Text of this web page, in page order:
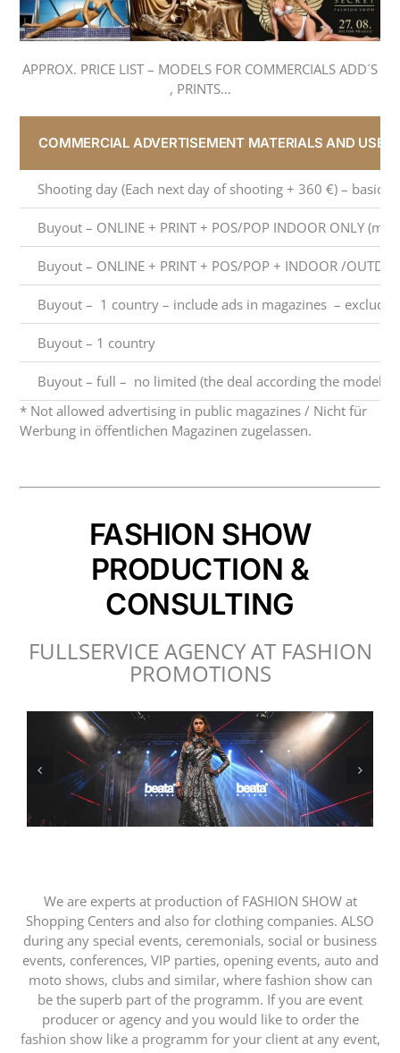
APPROX. PRICE LIST – MODELS FOR COMMERCIALS ADD´S
, PRINTS…
COMMERCIAL ADVERTISEMENT MATERIALS AND USE –
Shooting day (Each next day of shooting + 360 €) – basic
Buyout – ONLINE + PRINT + POS/POP INDOOR ONLY
Buyout – ONLINE + PRINT + POS/POP + INDOOR /
Buyout – 1 country – include ads in magazines – exclude
Buyout – 1 country
Buyout – full – no limited (the deal according the model)
* Not allowed advertising in public magazines / Nicht für
Werbung in öffentlichen Magazinen zugelassen.
FASHION SHOW
PRODUCTION &
CONSULTING
FULLSERVICE AGENCY AT FASHION
PROMOTIONS
We are experts at production of FASHION SHOW at
Shopping Centers and also for clothing companies. ALSO
during any special events, ceremonials, social or business
events, conferences, VIP parties, opening events, auto and
moto shows, clubs and similar, where fashion show can
be the superb part of the programm. If you are event
producer or agency and you would like to order the
fashion show like a programm for your client at any event,